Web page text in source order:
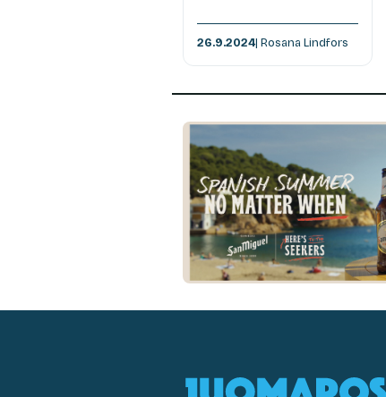
26.9.2024| Rosana Lindfors